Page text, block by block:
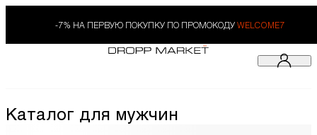
-7% НА ПЕРВУЮ ПОКУПКУ ПО ПРОМОКОДУ WELCOME7
Каталог для мужчин